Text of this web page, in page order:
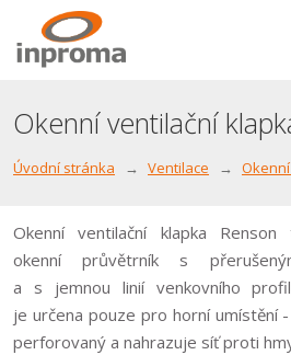
Okenní ventilační
Úvodní stránka Ventilace
Okenní ventilační klapka
okenní průvětrník s
a s jemnou linií venkovního
je určena pouze pro horní umístění
perforovaný a nahrazuje síť proti